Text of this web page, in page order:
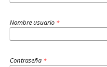
Nombre usuario *
Contraseña *